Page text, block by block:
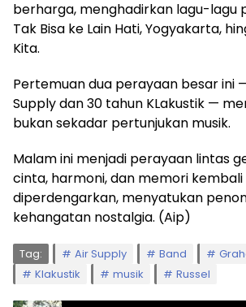
berharga, menghadirkan lagu-lagu
Tak Bisa ke Lain Hati, Yogyakarta,
Kita.
Pertemuan dua perayaan besar ini
Supply dan 30 tahun KLakustik —
bukan sekadar pertunjukan musik.
Malam ini menjadi perayaan lintas
cinta, harmoni, dan memori kembali
diperdengarkan, menyatukan
kehangatan nostalgia. (Aip)
Tag: Air Supply Band
Klakustik
musik Russel